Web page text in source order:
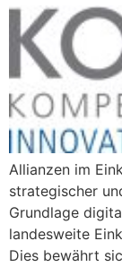
Allianzen im
strategischer
Grundlage
landesweite
Dies bewährt